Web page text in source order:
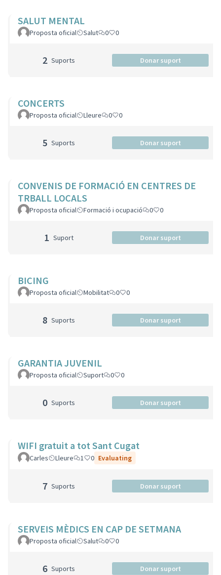
SALUT MENTAL
Proposta oficial Salut 0 0
2 Suports Donar suport
CONCERTS
Proposta oficial Lleure 0 0
5 Suports Donar suport
CONVENIS DE FORMACIÓ EN CENTRES DE
TRBALL LOCALS
Proposta oficial Formació i ocupació 0 0
1 Suport Donar suport
BICING
Proposta oficial Mobilitat 0 0
8 Suports Donar suport
GARANTIA JUVENIL
Proposta oficial Suport 0 0
0 Suports Donar suport
WIFI gratuit a tot Sant Cugat
Carles Lleure 1 0 Evaluating
7 Suports Donar suport
SERVEIS MÈDICS EN CAP DE SETMANA
Proposta oficial Salut 0 0
6 Suports Donar suport